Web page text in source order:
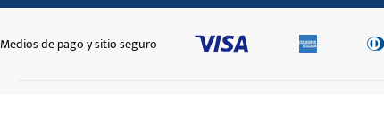
Medios de pago y sitio seguro